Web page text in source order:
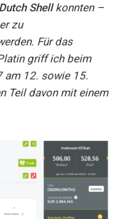
Shellkonnten –
zu
Für das
griff ich beim
am 12. sowie 15.
Teil davon mit einem